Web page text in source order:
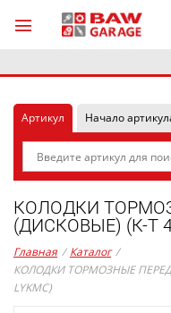
Артикул Начало
КОЛОДКИ
(ДИСКОВЫЕ) (К-Т
Главная / Каталог /
КОЛОДКИ ТОРМОЗНЫЕ
LYKMC)